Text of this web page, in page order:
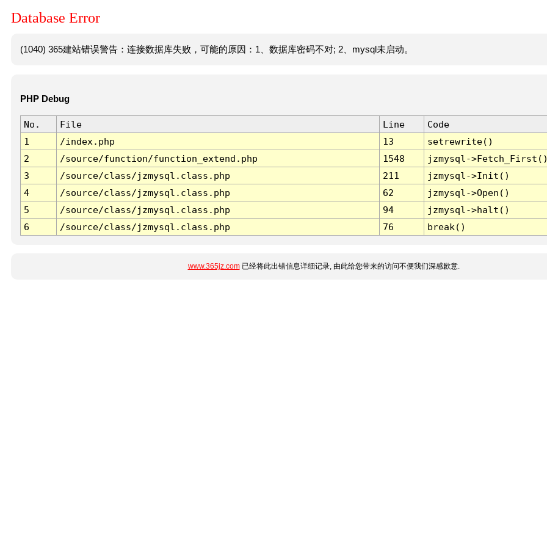
Database Error
(1040) 365建站错误警告：连接数据库失败，可能的原因：1、数据库密码不对; 2、mysql未启动。
PHP Debug
No. File Line
Code
1
/index.php 13
setrewrite()
2
/source/function/function_extend.php 1548
jzmysql-
3
/source/class/jzmysql.class.php 211
jzmysql->Init()
4
/source/class/jzmysql.class.php 62
jzmysql->Open()
5
/source/class/jzmysql.class.php 94
jzmysql->halt()
6
/source/class/jzmysql.class.php 76 break()
www.365jz.com已经将此出错信息详细记录, 由此给您带来的访问不便我们深感歉意.